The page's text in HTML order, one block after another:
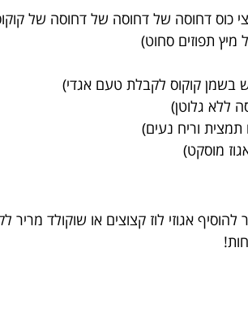
להוסיף אגוזי לוז קצוצים או שוקולד